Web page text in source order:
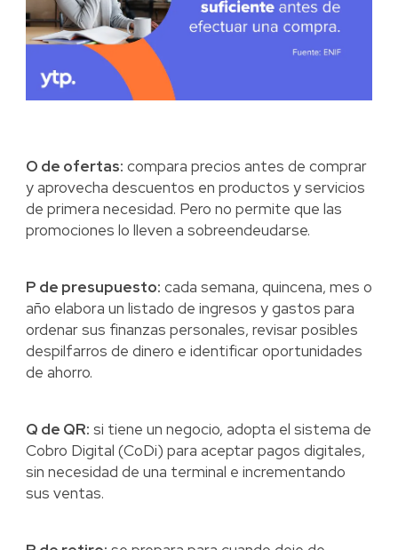
O de ofertas: compara precios antes de comprar
y aprovecha descuentos en productos y servicios
de primera necesidad. Pero no permite que las
promociones lo lleven a sobreendeudarse.
P de presupuesto: cada semana, quincena, mes o
año elabora un listado de ingresos y gastos para
ordenar sus finanzas personales, revisar posibles
despilfarros de dinero e identificar oportunidades
de ahorro.
Q de QR: si tiene un negocio, adopta el sistema de
Cobro Digital (CoDi) para aceptar pagos digitales,
sin necesidad de una terminal e incrementando
sus ventas.